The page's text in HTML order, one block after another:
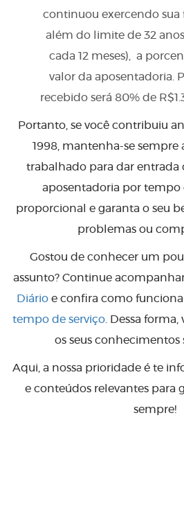
continuou exercendo sua
além do limite de 32
cada 12 meses), a
valor da aposentadoria.
recebido será 80% de
Portanto, se você contribuiu
1998, mantenha-se
trabalhado para dar entrada
aposentadoria por
proporcional e garanta o seu
problemas ou
Gostou de conhecer um
assunto? Continue
Diárioe confira como
tempo de serviço . Dessa
os seus conhecimentos
Aqui, a nossa prioridade é te
e conteúdos relevantes para
sempre!